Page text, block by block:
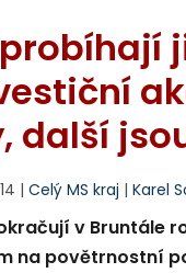
další
| Celý MS kraj | Karel
v Bruntále
na povětrnostní